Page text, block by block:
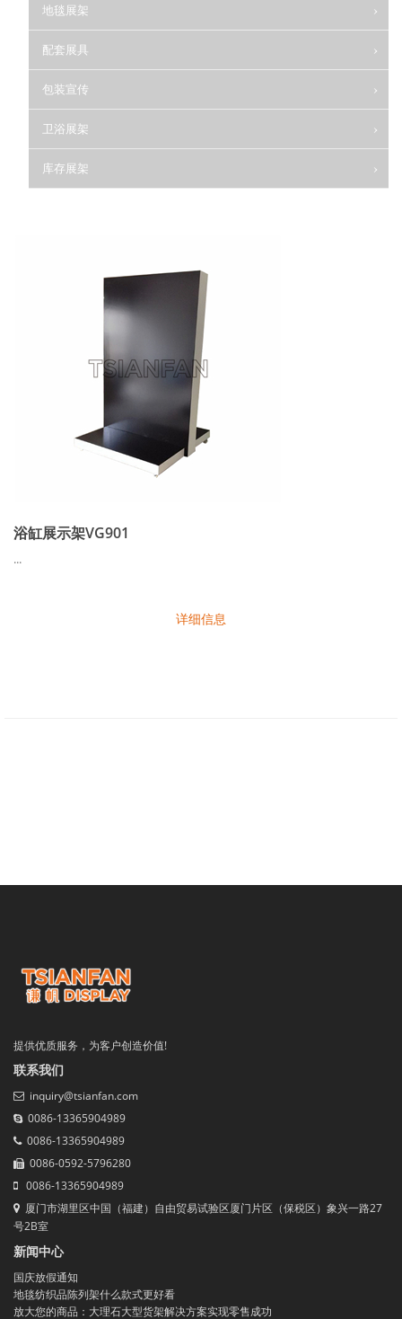
地毯展架
配套展具
包装宣传
卫浴展架
库存展架
浴缸展示架VG901
...
详细信息
提供优质服务，为客户创造价值!
联系我们
inquiry@tsianfan.com
0086-13365904989
0086-13365904989
0086-0592-5796280
0086-13365904989
厦门市湖里区中国（福建）自由贸易试验区厦门片区（保税区）象兴一路27
号2B室
新闻中心
国庆放假通知
地毯纺织品陈列架什么款式更好看
放大您的商品：大理石大型货架解决方案实现零售成功